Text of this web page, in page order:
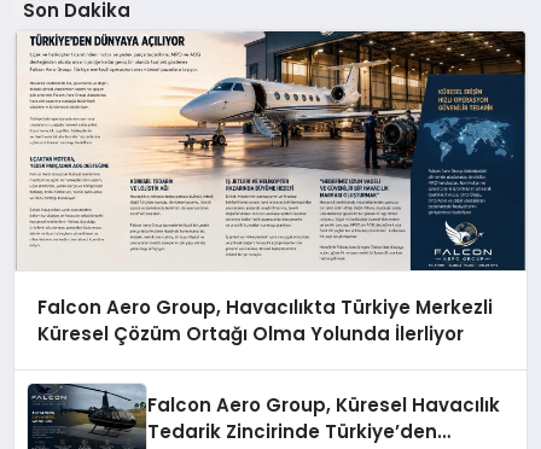
Son Dakika
Falcon Aero Group, Havacılıkta Türkiye Merkezli
Küresel Çözüm Ortağı Olma Yolunda İlerliyor
Falcon Aero Group, Küresel Havacılık
Tedarik Zincirinde Türkiye’den